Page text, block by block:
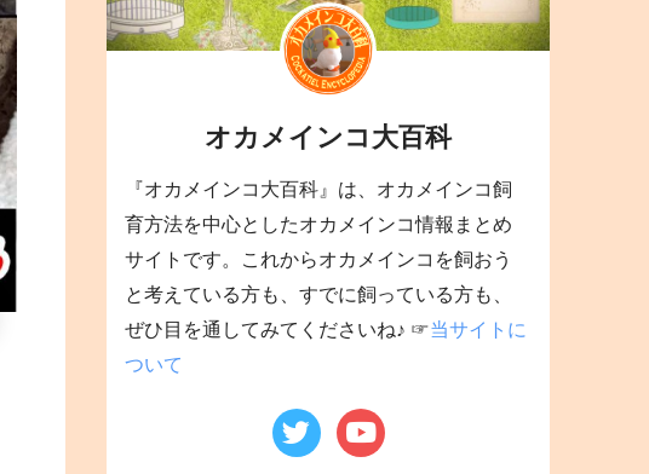
オカメインコ大百科
『オカメインコ大百科』は、オカメインコ飼
育方法を中心としたオカメインコ情報まとめ
サイトです。これからオカメインコを飼おう
と考えている方も、すでに飼っている方も、
ぜひ目を通してみてくださいね♪ ☞当サイトに
ついて